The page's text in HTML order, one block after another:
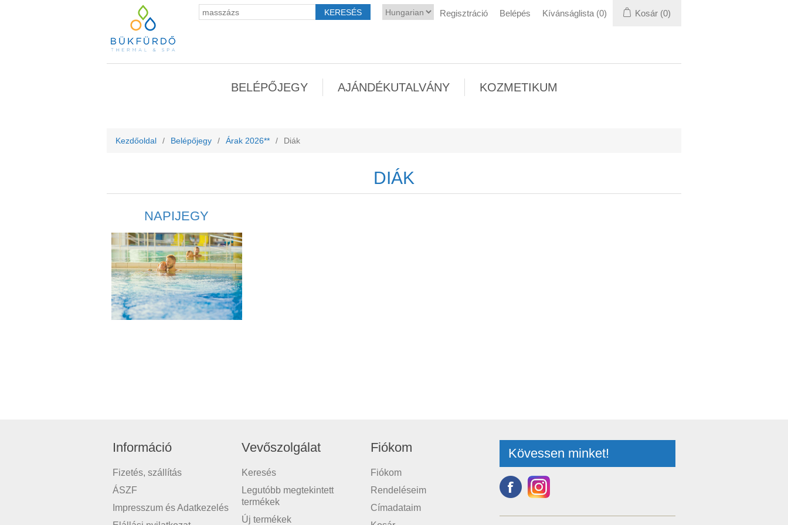
Regisztráció Belépés Kívánságlista (0) Kosár (0)
BELÉPŐJEGY AJÁNDÉKUTALVÁNY KOZMETIKUM
Kezdőoldal / Belépőjegy / Árak 2026** / Diák
DIÁK
NAPIJEGY
Információ
Fizetés, szállítás
ÁSZF
Impresszum és Adatkezelés
Vevőszolgálat
Keresés
Legutóbb megtekintett
termékek
Új termékek
Fiókom
Fiókom
Rendeléseim
Címadataim
Kövessen minket!